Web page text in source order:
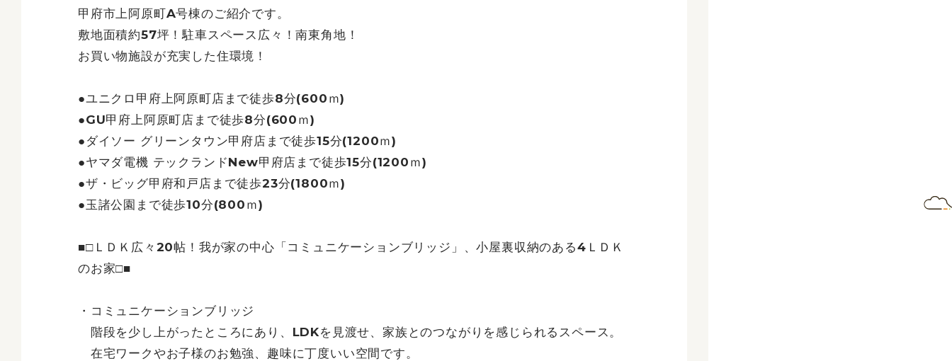
甲府市上阿原町A号棟のご紹介です。
敷地面積約57坪！駐車スペース広々！南東角地！
お買い物施設が充実した住環境！
●ユニクロ甲府上阿原町店まで徒歩8分(600ｍ)
●GU甲府上阿原町店まで徒歩8分(600ｍ)
●ダイソー グリーンタウン甲府店まで徒歩15分(1200ｍ)
●ヤマダ電機 テックランドNew甲府店まで徒歩15分(1200ｍ)
●ザ・ビッグ甲府和戸店まで徒歩23分(1800ｍ)
●玉諸公園まで徒歩10分(800ｍ)
■□ＬＤＫ広々20帖！我が家の中心「コミュニケーションブリッジ」、小屋裏収納のある4ＬＤＫ
のお家□■
・コミュニケーションブリッジ
階段を少し上がったところにあり、LDKを見渡せ、家族とのつながりを感じられるスペース。
在宅ワークやお子様のお勉強、趣味に丁度いい空間です。